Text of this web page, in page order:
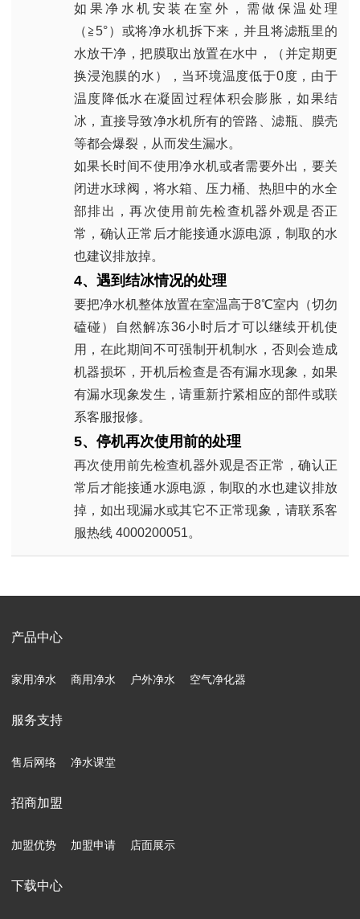
如果净水机安装在室外，需做保温处理
（≧5°）或将净水机拆下来，并且将滤瓶里的
水放干净，把膜取出放置在水中，（并定期更
换浸泡膜的水），当环境温度低于0度，由于
温度降低水在凝固过程体积会膨胀，如果结
冰，直接导致净水机所有的管路、滤瓶、膜壳
等都会爆裂，从而发生漏水。
如果长时间不使用净水机或者需要外出，要关
闭进水球阀，将水箱、压力桶、热胆中的水全
部排出，再次使用前先检查机器外观是否正
常，确认正常后才能接通水源电源，制取的水
也建议排放掉。
4、遇到结冰情况的处理
要把净水机整体放置在室温高于8℃室内（切勿
磕碰）自然解冻36小时后才可以继续开机使
用，在此期间不可强制开机制水，否则会造成
机器损坏，开机后检查是否有漏水现象，如果
有漏水现象发生，请重新拧紧相应的部件或联
系客服报修。
5、停机再次使用前的处理
再次使用前先检查机器外观是否正常，确认正
常后才能接通水源电源，制取的水也建议排放
掉，如出现漏水或其它不正常现象，请联系客
服热线 4000200051。
产品中心
家用净水 商用净水 户外净水 空气净化器
服务支持
售后网络 净水课堂
招商加盟
加盟优势 加盟申请 店面展示
下载中心